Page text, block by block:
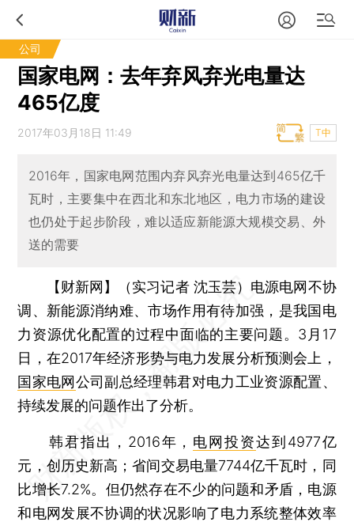
公司
国家电网：去年弃风弃光电量达
465亿度
2017年03月18日 11:49 T中
2016年，国家电网范围内弃风弃光电量达到465亿千
瓦时，主要集中在西北和东北地区，电力市场的建设
也仍处于起步阶段，难以适应新能源大规模交易、外
送的需要
【财新网】（实习记者 沈玉芸） 电源电网不协
调、新能源消纳难、市场作用有待加强，是我国电
力资源优化配置的过程中面临的主要问题。3月17
日，在2017年经济形势与电力发展分析预测会上，
国家电网公司副总经理韩君对电力工业资源配置、
持续发展的问题作出了分析。
韩君指出，2016年， 电网投资达到4977亿
元，创历史新高；省间交易电量7744亿千瓦时，同
比增长7.2%。但仍然存在不少的问题和矛盾，电源
和电网发展不协调的状况影响了电力系统整体效率